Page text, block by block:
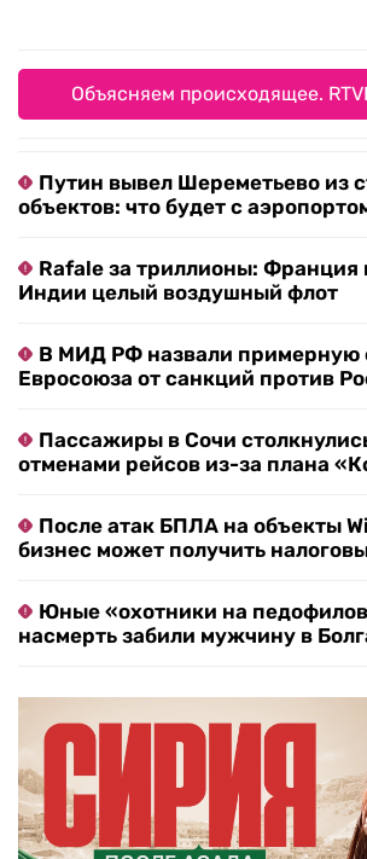
Объясняем происходящее.
Путин вывел Шереметьево из
объектов: что будет с
Rafale за триллионы: Франция
Индии целый воздушный флот
В МИД РФ назвали примерную
Евросоюза от санкций против
Пассажиры в Сочи
отменами рейсов из-за плана
После атак БПЛА на объекты
бизнес может получить
Юные «охотники на
насмерть забили мужчину в